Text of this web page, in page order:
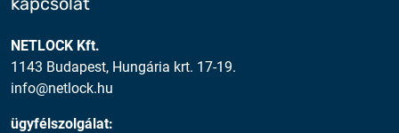
NETLOCK Kft.
1143 Budapest, Hungária krt. 17-19.
info@netlock.hu
ügyfélszolgálat: